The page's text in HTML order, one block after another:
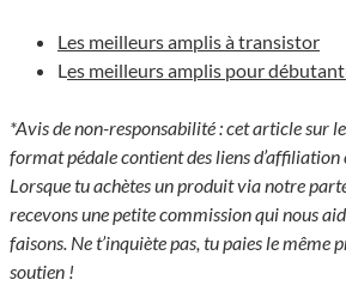
Les meilleurs amplis à transistor
Les meilleurs amplis pour
*Avis de non-responsabilité : cet article sur
format pédale contient des liens d’affiliation
Lorsque tu achètes un produit via notre
recevons une petite commission qui nous
faisons. Ne t’inquiète pas, tu paies le même
soutien !